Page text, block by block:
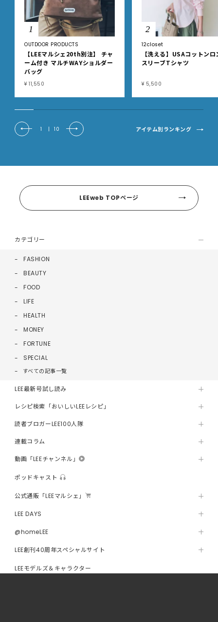
1
OUTDOOR PRODUCTS
【LEEマルシェ20th別注】 チャ
ーム付き マルチWAYショルダー
バッグ
¥ 11,550
2
12closet
【洗える】USAコットンロ
スリーブTシャツ
¥ 5,500
1 | 10 アイテム別ランキング
LEEweb TOPページ
カテゴリー
FASHION
BEAUTY
FOOD
LIFE
HEALTH
MONEY
FORTUNE
SPECIAL
すべての記事一覧
LEE最新号試し読み
レシピ検索「おいしいLEEレシピ」
読者ブロガーLEE100人隊
連載コラム
動画「LEEチャンネル」
ポッドキャスト
公式通販「LEEマルシェ」
LEE DAYS
@homeLEE
LEE創刊40周年スペシャルサイト
LEEモデルズ＆キャラクター